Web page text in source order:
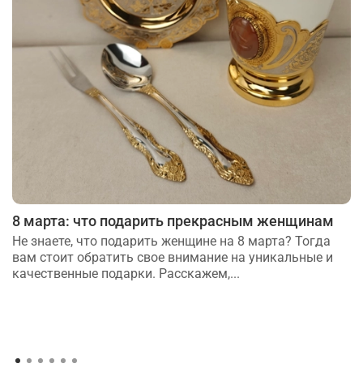
8 марта: что подарить прекрасным женщинам
Не знаете, что подарить женщине на 8 марта? Тогда
вам стоит обратить свое внимание на уникальные и
качественные подарки. Расскажем,...